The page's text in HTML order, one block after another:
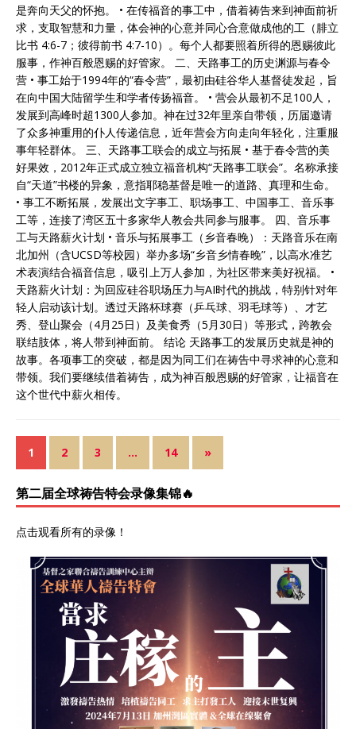
是奔向天父的怀抱。 • 在传福音的事工中，借着祷告来到神面前祈
求，支取智慧和力量，体会神的心意并同心合意做成他的工（腓立
比书 4:6-7；彼得前书 4:7-10）。每个人都要照着所得的恩赐彼此
服事，作神百般恩赐的好管家。 二、天路事工的历史渊源与春令
营 • 事工始于1994年的“春令营”，最初由硅谷华人基督徒发起，旨
在向中国大陆留学生和学者传扬福音。 • 营会从最初不足100人，
发展到高峰时超1300人参加。神在过32年里亲自带领，历届邀请
了众多神重用的仆人传递信息，近年营会方向走向年轻化，注重服
事年轻群体。 三、天路事工联会的成立与拓展 • 基于春令营的美
好果效，2012年正式成立独立福音机构“天路事工联会”。名称承接
自“天道”书楼的异象，意指耶稳基督是唯一的道路、真理和生命。
• 事工不断拓展，发展出文字事工、职场事工、中国事工、音乐事
工等，连接了湾区五十多家华人教会共同参与服事。 四、音乐事
工与天路薪火计划 • 音乐与拓展事工（乡音春晚）：天路音乐在南
北加州（含UCSD等校园）举办多场“乡音乡情春晚”，以高水准艺
术表演结合福音信息，吸引上万人参加，为社区带来美好祝福。 •
天路薪火计划：为回应硅谷职场压力与AI时代的挑战，特别针对年
轻人启动该计划。透过天路杯球赛（乒乓球、羽毛球等）、才艺
秀、登山聚会（4月25日）及美食秀（5月30日）等形式，跨教会
联结肢体，将人带到神面前。 结论 天路事工的发展历史就是神的
故事。各项事工的突破，都是因为同工们在祷告中寻求神的心意和
带领。我们要继续借着祷告，成为神百般恩赐的好管家，让福音在
这个世代中薪火相传。
1 2 3 … 14 »
第二届全球祷告特会录像集锦🔥
点击观看所有的录像 ！